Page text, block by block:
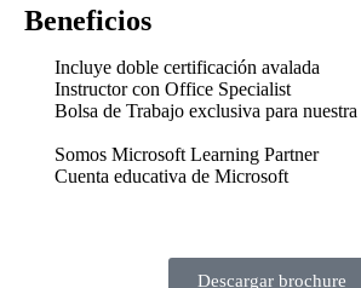
Beneficios
Incluye doble certificación avalada
Instructor con Office Specialist
Bolsa de Trabajo exclusiva para nuestra
Somos Microsoft Learning Partner
Cuenta educativa de Microsoft
Descargar brochure